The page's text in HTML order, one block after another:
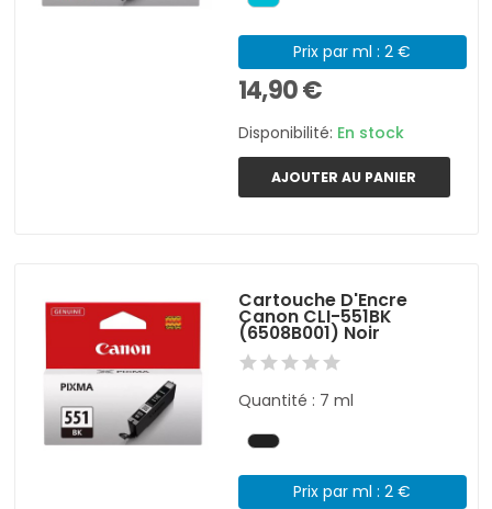
Prix par ml : 2 €
14,90 €
Disponibilité: En stock
AJOUTER AU PANIER
Cartouche D'Encre
Canon CLI-551BK
(6508B001) Noir
Quantité : 7 ml
Prix par ml : 2 €